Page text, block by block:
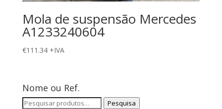
Mola de suspensão Mercedes
A1233240604
€111.34 +IVA
Nome ou Ref.
Pesquisar
Pesquisa